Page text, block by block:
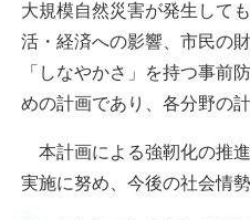
大規模自然災害が発生して
活・経済への影響、市民の
「しなやかさ」を持つ事前
めの計画であり、各分野の
本計画による強靭化の推
実施に努め、今後の社会情